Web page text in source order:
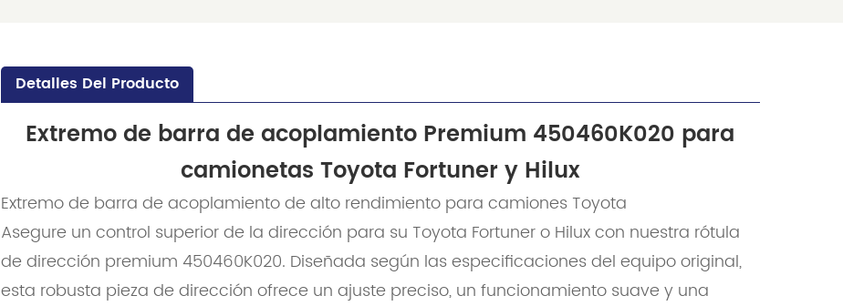
Detalles Del Producto
Extremo de barra de acoplamiento Premium 450460K020 para
camionetas Toyota Fortuner y Hilux
Extremo de barra de acoplamiento de alto rendimiento para camiones Toyota
Asegure un control superior de la dirección para su Toyota Fortuner o Hilux con nuestra rótula
de dirección premium 450460K020. Diseñada según las especificaciones del equipo original,
esta robusta pieza de dirección ofrece un ajuste preciso, un funcionamiento suave y una